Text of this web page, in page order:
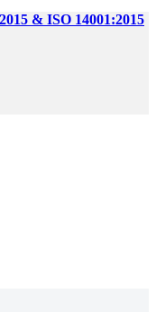
& ISO 14001:2015